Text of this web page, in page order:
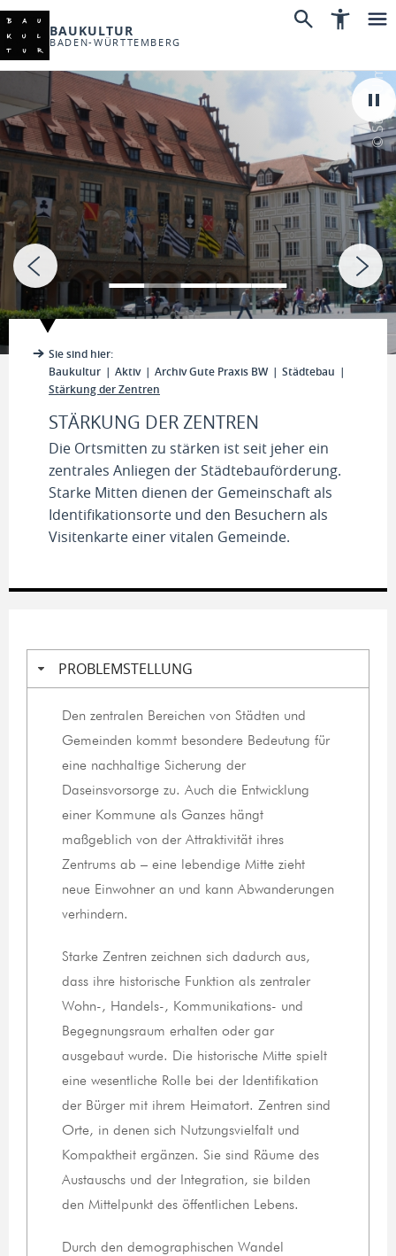
BAUKULTUR
BADEN-WÜRTTEMBERG
© Stadt Ulm
Sie sind hier:
Baukultur
Aktiv Archiv Gute Praxis BW
Städtebau
Stärkung der Zentren
STÄRKUNG DER ZENTREN
Die Ortsmitten zu stärken ist seit jeher ein
zentrales Anliegen der Städtebauförderung.
Starke Mitten dienen der Gemeinschaft als
Identifikationsorte und den Besuchern als
Visitenkarte einer vitalen Gemeinde.
PROBLEMSTELLUNG
Den zentralen Bereichen von Städten und
Gemeinden kommt besondere Bedeutung für
eine nachhaltige Sicherung der
Daseinsvorsorge zu. Auch die Entwicklung
einer Kommune als Ganzes hängt
maßgeblich von der Attraktivität ihres
Zentrums ab – eine lebendige Mitte zieht
neue Einwohner an und kann Abwanderungen
verhindern.
Starke Zentren zeichnen sich dadurch aus,
dass ihre historische Funktion als zentraler
Wohn-, Handels-, Kommunikations- und
Begegnungsraum erhalten oder gar
ausgebaut wurde. Die historische Mitte spielt
eine wesentliche Rolle bei der Identifikation
der Bürger mit ihrem Heimatort. Zentren sind
Orte, in denen sich Nutzungsvielfalt und
Kompaktheit ergänzen. Sie sind Räume des
Austauschs und der Integration, sie bilden
den Mittelpunkt des öffentlichen Lebens.
Durch den demographischen Wandel